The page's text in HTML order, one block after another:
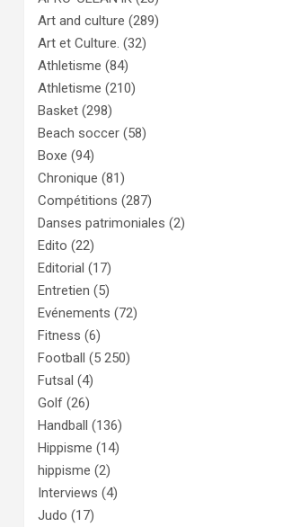
Art and culture (289)
Art et Culture. (32)
Athletisme (84)
Athletisme (210)
Basket (298)
Beach soccer (58)
Boxe (94)
Chronique (81)
Compétitions (287)
Danses patrimoniales (2)
Edito (22)
Editorial (17)
Entretien (5)
Evénements (72)
Fitness (6)
Football (5 250)
Futsal (4)
Golf (26)
Handball (136)
Hippisme (14)
hippisme (2)
Interviews (4)
Judo (17)